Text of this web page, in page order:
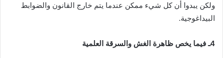
ولكن يبدوا أن كل شيء ممكن عندما يتم خارج القانون والضوابط
البيداغوجية.
4ـ فيما يخص ظاهرة الغش والسرقة العلمية